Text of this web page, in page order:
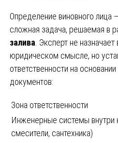
Определение виновного лица
сложная задача, решаемая в
залива . Эксперт не
юридическом смысле, но
ответственности на
документов:
Зона ответственности
Инженерные системы внутри
смесители, сантехника)